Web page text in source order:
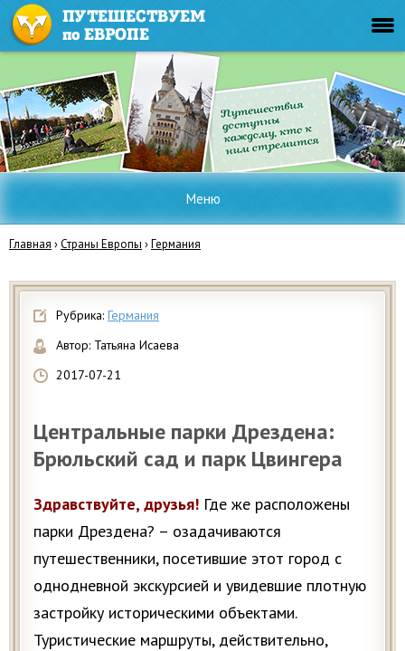
Меню
Главная ›Страны Европы ›Германия
Рубрика: Германия
Автор: Татьяна Исаева
2017-07-21
Центральные парки Дрездена:
Брюльский сад и парк Цвингера
Здравствуйте, друзья! Где же расположены
парки Дрездена? – озадачиваются
путешественники, посетившие этот город с
однодневной экскурсией и увидевшие плотную
застройку историческими объектами.
Туристические маршруты, действительно,